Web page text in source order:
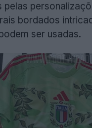
bordados
ser usadas.